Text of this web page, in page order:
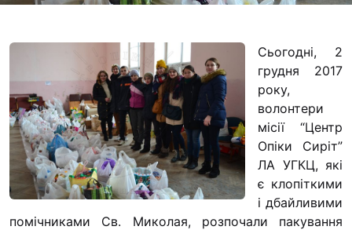
Чемпіонат з міні-
“КОПА”
Як допомогти
Ми помолимося
З рук в руки
Підтримати сім’ю
Юричко
Сьогодні, 2
грудня 2017
року,
волонтери
місії “Центр
Опіки Сиріт”
ЛА УГКЦ, які
є клопіткими
і дбайливими
помічниками Св. Миколая, розпочали пакування